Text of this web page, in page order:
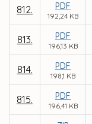
812. PDF
192,24 KB
813. PDF
196,13 KB
814. PDF
198,1 KB
815. PDF
196,41 KB